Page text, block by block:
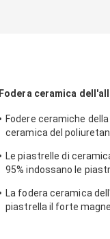
Fodera ceramica
Fodere ceramiche
ceramica del
Le piastrelle di
95% indossano le
pompa di fango
La fodera ceramica
piastrella il forte